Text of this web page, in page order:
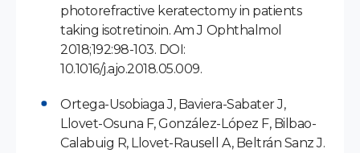
photorefractive keratectomy in patients
taking isotretinoin. Am J Ophthalmol
2018;192:98-103. DOI:
10.1016/j.ajo.2018.05.009.
Ortega-Usobiaga J, Baviera-Sabater J,
Llovet-Osuna F, González-López F, Bilbao-
Calabuig R, Llovet-Rausell A, Beltrán Sanz J.